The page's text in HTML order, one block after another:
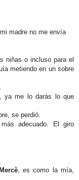
madre no me envía
niñas o incluso para el
metiendo en un sobre
ya me lo darás lo que
se perdió.
adecuado. El giro
Mercè, es como la mía,